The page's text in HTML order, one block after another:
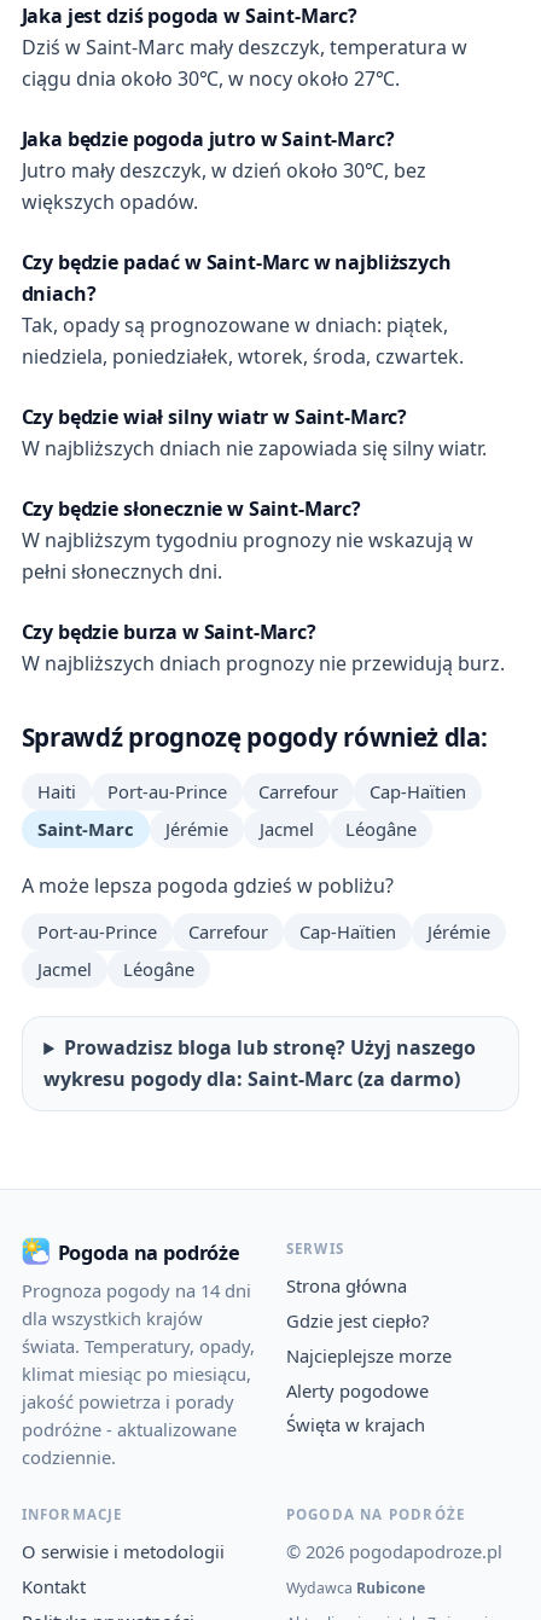
Jaka jest dziś pogoda w Saint-Marc?
Dziś w Saint-Marc mały deszczyk, temperatura w
ciągu dnia około 30℃, w nocy około 27℃.
Jaka będzie pogoda jutro w Saint-Marc?
Jutro mały deszczyk, w dzień około 30℃, bez
większych opadów.
Czy będzie padać w Saint-Marc w najbliższych
dniach?
Tak, opady są prognozowane w dniach: piątek,
niedziela, poniedziałek, wtorek, środa, czwartek.
Czy będzie wiał silny wiatr w Saint-Marc?
W najbliższych dniach nie zapowiada się silny wiatr.
Czy będzie słonecznie w Saint-Marc?
W najbliższym tygodniu prognozy nie wskazują w
pełni słonecznych dni.
Czy będzie burza w Saint-Marc?
W najbliższych dniach prognozy nie przewidują burz.
Sprawdź prognozę pogody również dla:
Haiti Port-au-Prince Carrefour
Cap-Haïtien
Saint-Marc
Jérémie Jacmel Léogâne
A może lepsza pogoda gdzieś w pobliżu?
Port-au-Prince Carrefour Cap-Haïtien
Jérémie
Jacmel
Léogâne
Prowadzisz bloga lub stronę? Użyj naszego
wykresu pogody dla: Saint-Marc (za darmo)
Pogoda na podróże
Prognoza pogody na 14 dni
dla wszystkich krajów
świata. Temperatury, opady,
klimat miesiąc po miesiącu,
jakość powietrza i porady
podróżne - aktualizowane
codziennie.
SERWIS
Strona główna
Gdzie jest ciepło?
Najcieplejsze morze
Alerty pogodowe
Święta w krajach
INFORMACJE
O serwisie i metodologii
Kontakt
POGODA NA PODRÓŻE
© 2026 pogodapodroze.pl
Wydawca Rubicone